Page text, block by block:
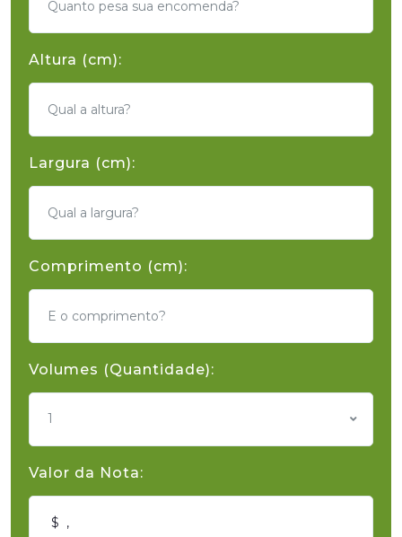
Altura (cm):
Largura (cm):
Comprimento (cm):
Volumes (Quantidade):
1
Valor da Nota: